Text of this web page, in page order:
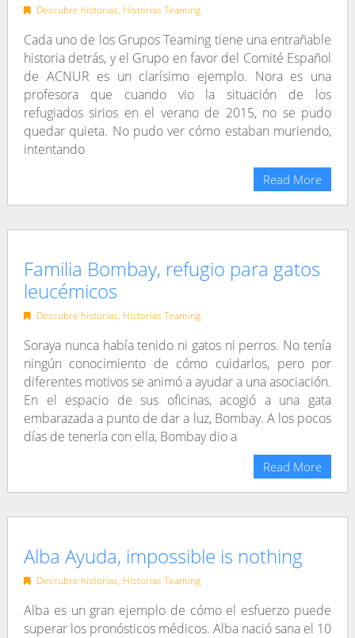
Descubre historias, Historias Teaming
Cada uno de los Grupos Teaming tiene una entrañable
historia detrás, y el Grupo en favor del Comité Español
de ACNUR es un clarísimo ejemplo. Nora es una
profesora que cuando vio la situación de los
refugiados sirios en el verano de 2015, no se pudo
quedar quieta. No pudo ver cómo estaban muriendo,
intentando
Read More
Familia Bombay, refugio para gatos
leucémicos
Descubre historias, Historias Teaming
Soraya nunca había tenido ni gatos ni perros. No tenía
ningún conocimiento de cómo cuidarlos, pero por
diferentes motivos se animó a ayudar a una asociación.
En el espacio de sus oficinas, acogió a una gata
embarazada a punto de dar a luz, Bombay. A los pocos
días de tenerla con ella, Bombay dio a
Read More
Alba Ayuda, impossible is nothing
Descubre historias, Historias Teaming
Alba es un gran ejemplo de cómo el esfuerzo puede
superar los pronósticos médicos. Alba nació sana el 10